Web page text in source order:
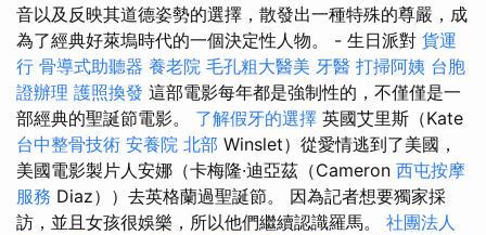
音以及反映其道德姿勢的選擇，散發出一種特殊的尊嚴，成
為了經典好萊塢時代的一個決定性人物。 - 生日派對 貨運
行 骨導式助聽器 養老院 毛孔粗大醫美 牙醫 打掃阿姨 台胞
證辦理 護照換發 這部電影每年都是強制性的，不僅僅是一
部經典的聖誕節電影。 了解假牙的選擇 英國艾里斯（Kate
台中整骨技術 安養院 北部 Winslet）從愛情逃到了美國，
美國電影製片人安娜（卡梅隆·迪亞茲（Cameron 西屯按摩
服務 Diaz））去英格蘭過聖誕節。 因為記者想要獨家採
訪，並且女孩很娛樂，所以他們繼續認識羅馬。 社團法人